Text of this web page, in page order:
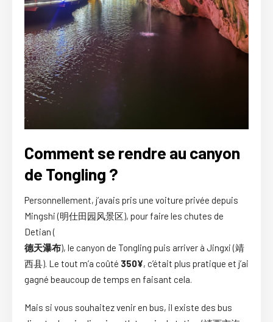
Comment se rendre au canyon
de Tongling ?
Personnellement, j’avais pris une voiture privée depuis
Mingshi (明仕田园风景区), pour faire les chutes de
Detian (
德天瀑布), le canyon de Tongling puis arriver à Jingxi (靖
西县). Le tout m’a coûté 350¥, c’était plus pratique et j’ai
gagné beaucoup de temps en faisant cela.
Mais si vous souhaitez venir en bus, il existe des bus